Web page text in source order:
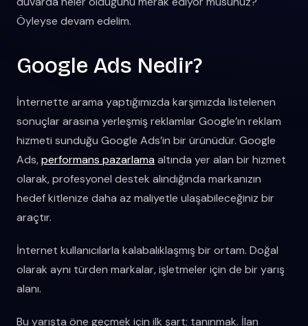
Öyleyse devam edelim.
Google Ads Nedir?
İnternette arama yaptığımızda karşımızda listelenen
sonuçlar arasına yerleşmiş reklamlar Google’ın reklam
hizmeti sunduğu Google Ads’in bir ürünüdür. Google
Ads,performans pazarlama altında yer alan bir hizmet
olarak, profesyonel destek alındığında markanızın
hedef kitlenize daha az maliyetle ulaşabileceğiniz bir
araçtır.
İnternet kullanıcılarla kalabalıklaşmış bir ortam. Doğal
olarak aynı türden markalar, işletmeler için de bir yarış
alanı.
Bu yarışta öne geçmek için ilk şart; tanınmak. İlan